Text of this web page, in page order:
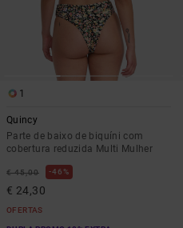
1
Quincy
Parte de baixo de biquíni com
cobertura reduzida Multi Mulher
€ 45,00 46%
€ 24,30
OFERTAS